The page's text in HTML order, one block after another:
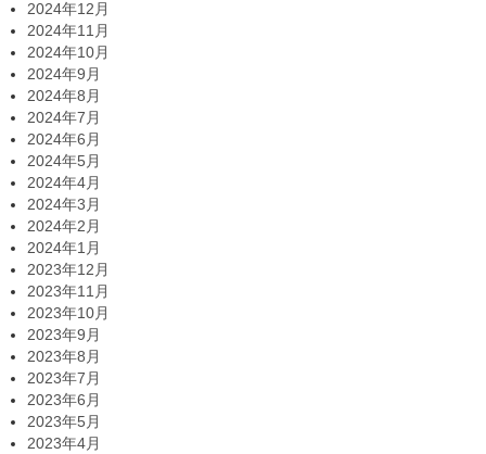
2024年12月
2024年11月
2024年10月
2024年9月
2024年8月
2024年7月
2024年6月
2024年5月
2024年4月
2024年3月
2024年2月
2024年1月
2023年12月
2023年11月
2023年10月
2023年9月
2023年8月
2023年7月
2023年6月
2023年5月
2023年4月